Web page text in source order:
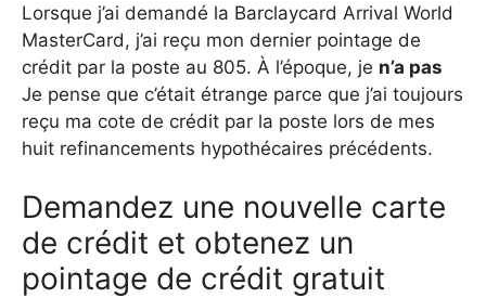
Lorsque j’ai demandé la Barclaycard Arrival World
MasterCard, j’ai reçu mon dernier pointage de
crédit par la poste au 805. À l’époque, je n’a pas
Je pense que c’était étrange parce que j’ai toujours
reçu ma cote de crédit par la poste lors de mes
huit refinancements hypothécaires précédents.
Demandez une nouvelle carte
de crédit et obtenez un
pointage de crédit gratuit